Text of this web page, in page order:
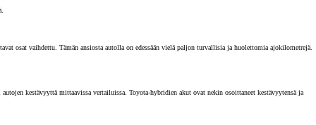
osat vaihdettu. Tämän ansiosta autolla on edessään vielä paljon turvallisia ja huolettomia ajokilometrejä.
kestävyyttä mittaavissa vertailuissa. Toyota-hybridien akut ovat nekin osoittaneet kestävyytensä ja